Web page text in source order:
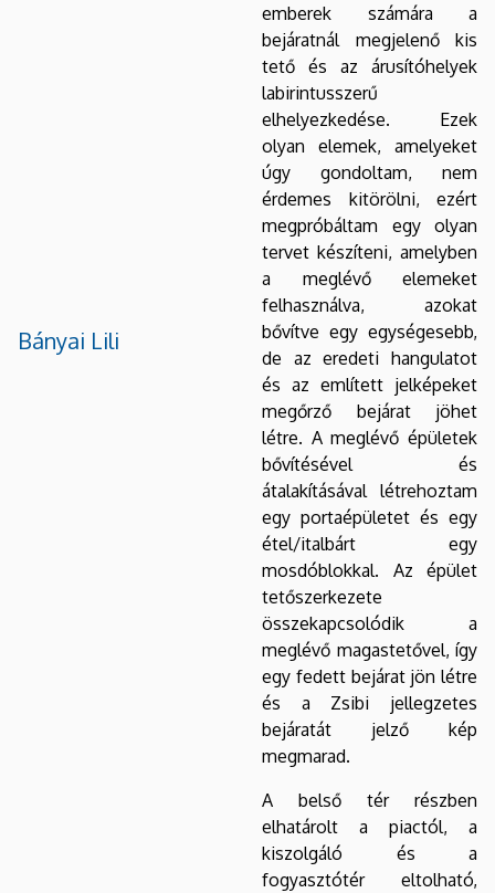
Bányai Lili
emberek számára a
bejáratnál megjelenő kis
tető és az árusítóhelyek
labirintusszerű
elhelyezkedése. Ezek
olyan elemek, amelyeket
úgy gondoltam, nem
érdemes kitörölni, ezért
megpróbáltam egy olyan
tervet készíteni, amelyben
a meglévő elemeket
felhasználva, azokat
bővítve egy egységesebb,
de az eredeti hangulatot
és az említett jelképeket
megőrző bejárat jöhet
létre. A meglévő épületek
bővítésével és
átalakításával létrehoztam
egy portaépületet és egy
étel/italbárt egy
mosdóblokkal. Az épület
tetőszerkezete
összekapcsolódik a
meglévő magastetővel, így
egy fedett bejárat jön létre
és a Zsibi jellegzetes
bejáratát jelző kép
megmarad.
A belső tér részben
elhatárolt a piactól, a
kiszolgáló és a
fogyasztótér eltolható,